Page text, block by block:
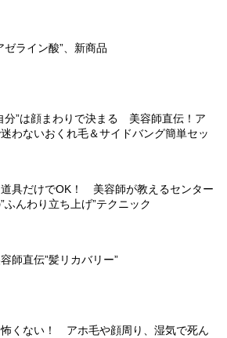
ゼライン酸”、新商品
分”は顔まわりで決まる 美容師直伝！ア
わないおくれ毛＆サイドバング簡単セッ
具だけでOK！ 美容師が教えるセンター
ふんわり立ち上げ”テクニック
師直伝”髪リカバリー”
くない！ アホ毛や顔周り、湿気で死ん